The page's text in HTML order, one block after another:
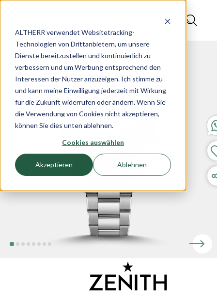
ALTHERR verwendet Websitetracking-
Technologien von Drittanbietern, um unsere
Dienste bereitzustellen und kontinuierlich zu
verbessern und um Werbung entsprechend den
Interessen der Nutzer anzuzeigen. Ich stimme zu
und kann meine Einwilligung jederzeit mit Wirkung
für die Zukunft widerrufen oder ändern. Wenn Sie
die Verwendung von Cookies nicht akzeptieren,
können Sie dies unten ablehnen.
Cookies auswählen
Akzeptieren Ablehnen